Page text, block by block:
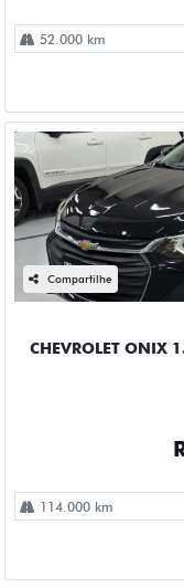
Compartilhe
CHEVROLET ONIX